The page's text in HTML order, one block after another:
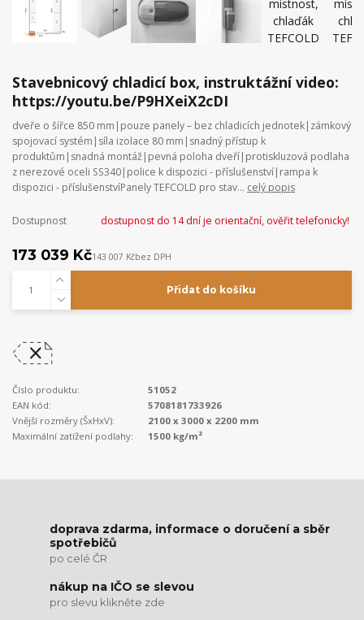
Stavebnicový chladicí box, instruktážní video:
https://youtu.be/P9HXeiX2cDI
dveře o šířce 850 mm|pouze panely – bez chladicích jednotek|zámkový
spojovací systém|síla izolace 80 mm|snadný přístup k
produktům|snadná montáž|pevná poloha dveří|protiskluzová podlaha
z nerezové oceli SS340|police k dispozici - příslušenství|rampa k
dispozici - příslušenstvíPanely TEFCOLD pro stav... celý popis
Dostupnost dostupnost do 14 dní je orientační, ověřit telefonicky!
173 039 Kč143 007 Kčbez DPH
Přidat do košíku
Číslo produktu:
51052
EAN kód:
5708181733926
Vnější rozměry (ŠxHxV):
2100 x 3000 x 2200 mm
Maximální zatížení podlahy:
1500 kg/m²
doprava zdarma, informace o doručení a sběr
spotřebičů
po celé ČR
nákup na IČO se slevou
pro slevu klikněte zde